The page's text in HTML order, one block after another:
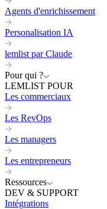
Agents d'enrichissement
Personalisation IA
lemlist par Claude
Pour qui ?
LEMLIST POUR
Les commerciaux
Les RevOps
Les managers
Les entrepreneurs
Ressources
DEV & SUPPORT
Intégrations